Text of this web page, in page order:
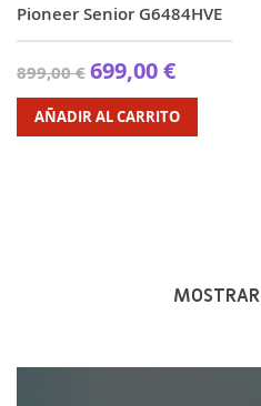
Pioneer Senior G6484HVE
899,00 €699,00 €
AÑADIR AL CARRITO
MOSTRAR